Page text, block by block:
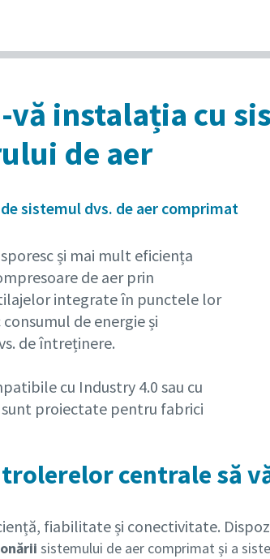
instalația cu
de aer
sistemul dvs. de aer comprimat
și mai mult eficiența
de aer prin
integrate în punctele lor
de energie și
de întreținere.
cu Industry 4.0 sau cu
proiectate pentru fabrici
centrale să
fiabilitate și conectivitate.
sistemului de aer comprimat și a